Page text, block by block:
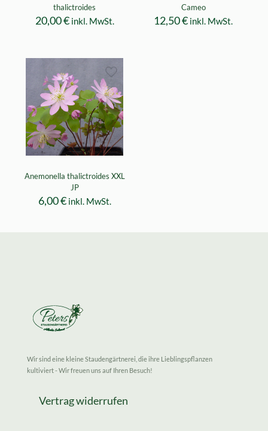
thalictroides
20,00€ inkl. MwSt.
Cameo
12,50€ inkl. MwSt.
Anemonella thalictroides XXL
JP
6,00€ inkl. MwSt.
Wir sind eine kleine Staudengärtnerei, die ihre Lieblingspflanzen
kultiviert - Wir freuen uns auf Ihren Besuch!
Vertrag widerrufen